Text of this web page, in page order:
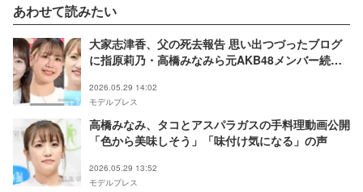
あわせて読みたい
大家志津香、父の死去報告 思い出つづったブログ
に指原莉乃・高橋みなみら元AKB48メンバー続々
2026.05.29 14:02
モデルプレス
高橋みなみ、タコとアスパラガスの手料理動画公開
「色から美味しそう」「味付け気になる」の声
2026.05.29 13:52
モデルプレス